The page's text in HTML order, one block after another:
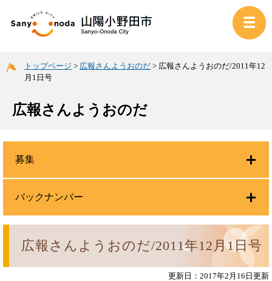
トップページ > 広報さんようおのだ > 広報さんようおのだ/2011年12
月1日号
広報さんようおのだ
広報さんようおのだ/2011年12月1日号
更新日：2017年2月16日更新
募集
バックナンバー